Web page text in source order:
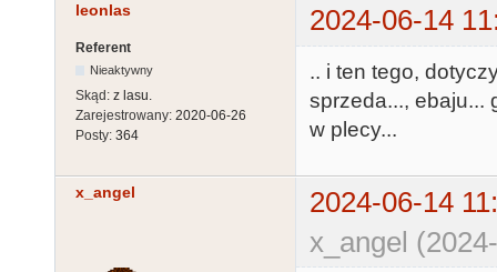
leonlas 2024-06-14
Referent
Nieaktywny
Skąd: z lasu.
Zarejestrowany: 2020-06-26
Posty: 364
.. i ten tego,
sprzeda..., ebaju...
w plecy...
x_angel
2024-06-14
x_angel